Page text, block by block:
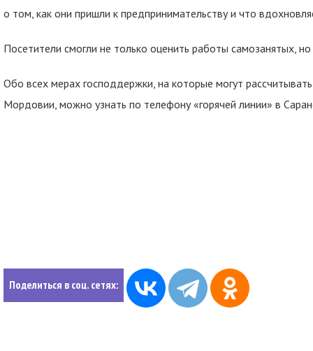
о том, как они пришли к предпринимательству и что
Посетители смогли не только оценить работы самозанятых,
Обо всех мерах господдержки, на которые могут
Мордовии, можно узнать по телефону «горячей линии» в
Поделиться в соц. сетях: